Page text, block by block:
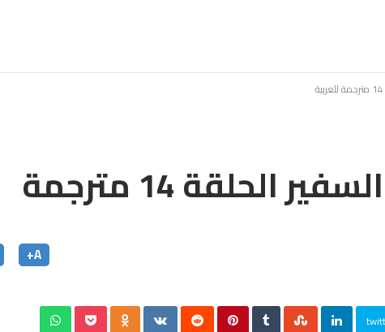
مسلسل ابنة السفير الحلقة 14 مترجمة
A+